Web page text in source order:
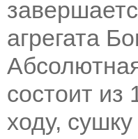
агрегата
состоит
ходу,